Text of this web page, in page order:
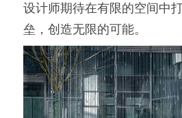
设计师期待在有限的空间中
垒，创造无限的可能。